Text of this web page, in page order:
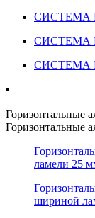
СИСТЕМА
СИСТЕМА
СИСТЕМА
Горизонтальные
Горизонтальные
ламели 25
шириной